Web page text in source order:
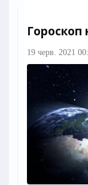
Гороскоп
19 черв. 2021